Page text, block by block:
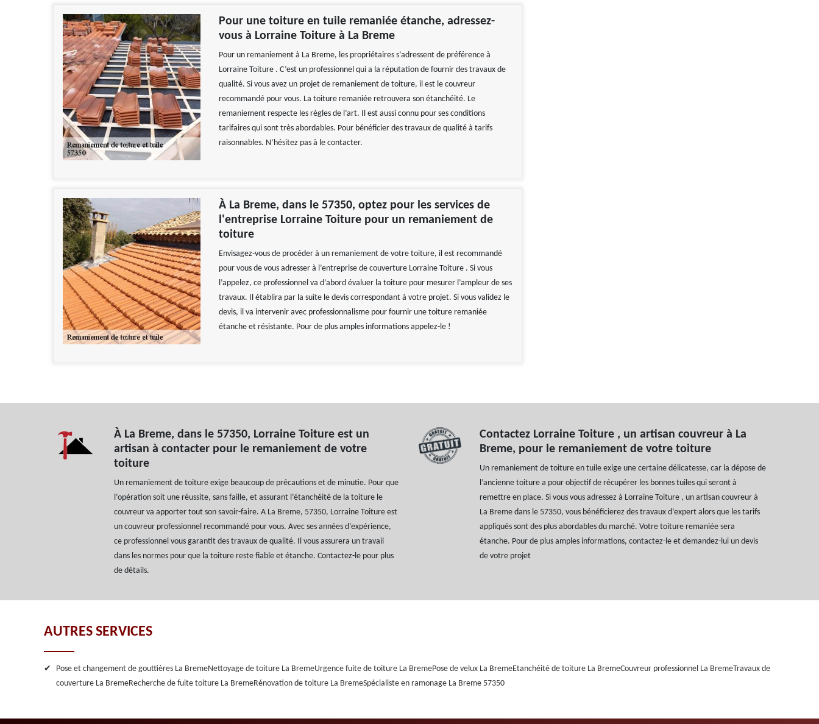
Pour une toiture en tuile remaniée étanche, adressez-
vous à Lorraine Toiture à La Breme
Pour un remaniement à La Breme, les propriétaires s’adressent de préférence à
Lorraine Toiture . C’est un professionnel qui a la réputation de fournir des travaux de
qualité. Si vous avez un projet de remaniement de toiture, il est le couvreur
recommandé pour vous. La toiture remaniée retrouvera son étanchéité. Le
remaniement respecte les règles de l’art. Il est aussi connu pour ses conditions
tarifaires qui sont très abordables. Pour bénéficier des travaux de qualité à tarifs
raisonnables. N’hésitez pas à le contacter.
À La Breme, dans le 57350, optez pour les services de
l'entreprise Lorraine Toiture pour un remaniement de
toiture
Envisagez-vous de procéder à un remaniement de votre toiture, il est recommandé
pour vous de vous adresser à l’entreprise de couverture Lorraine Toiture . Si vous
l’appelez, ce professionnel va d’abord évaluer la toiture pour mesurer l’ampleur de ses
travaux. Il établira par la suite le devis correspondant à votre projet. Si vous validez le
devis, il va intervenir avec professionnalisme pour fournir une toiture remaniée
étanche et résistante. Pour de plus amples informations appelez-le !
À La Breme, dans le 57350, Lorraine Toiture est un
artisan à contacter pour le remaniement de votre
toiture
Un remaniement de toiture exige beaucoup de précautions et de minutie. Pour que
l’opération soit une réussite, sans faille, et assurant l’étanchéité de la toiture le
couvreur va apporter tout son savoir-faire. A La Breme, 57350, Lorraine Toiture est
un couvreur professionnel recommandé pour vous. Avec ses années d’expérience,
ce professionnel vous garantit des travaux de qualité. Il vous assurera un travail
dans les normes pour que la toiture reste fiable et étanche. Contactez-le pour plus
de détails.
Contactez Lorraine Toiture , un artisan couvreur à La
Breme, pour le remaniement de votre toiture
Un remaniement de toiture en tuile exige une certaine délicatesse, car la dépose de
l’ancienne toiture a pour objectif de récupérer les bonnes tuiles qui seront à
remettre en place. Si vous vous adressez à Lorraine Toiture , un artisan couvreur à
La Breme dans le 57350, vous bénéficierez des travaux d’expert alors que les tarifs
appliqués sont des plus abordables du marché. Votre toiture remaniée sera
étanche. Pour de plus amples informations, contactez-le et demandez-lui un devis
de votre projet
AUTRES SERVICES
Pose et changement de gouttières La BremeNettoyage de toiture La BremeUrgence fuite de toiture La BremePose de velux La BremeEtanchéité de toiture La BremeCouvreur professionnel La BremeTravaux de
couverture La BremeRecherche de fuite toiture La BremeRénovation de toiture La BremeSpécialiste en ramonage La Breme 57350